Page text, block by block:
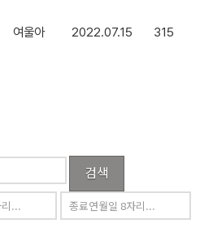
여울아 2022.07.15 315
검색